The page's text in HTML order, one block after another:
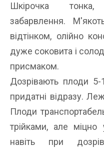
Шкірочка тонка,
забарвлення.
відтінком, олійно
дуже соковита і
присмаком.
Дозрівають плоди
придатні відразу.
Плоди
трійками, але
навіть при